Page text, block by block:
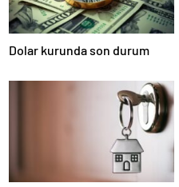
Dolar kurunda son durum